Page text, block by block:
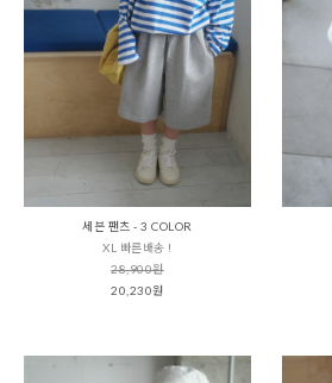
세븐 팬츠 - 3 COLOR
XL 빠른배송 !
28,900원
20,230원